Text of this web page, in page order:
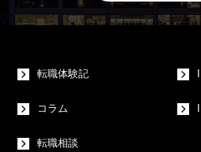
転職体験記
コラム
転職相談